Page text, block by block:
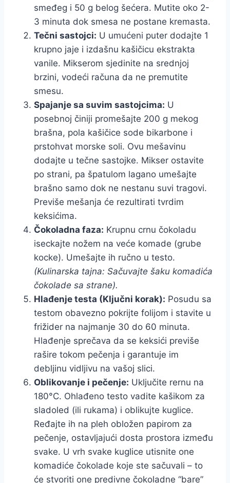
smeđeg i 50 g belog šećera. Mutite oko 2-
3 minuta dok smesa ne postane kremasta.
Tečni sastojci: U umućeni puter dodajte 1
krupno jaje i izdašnu kašičicu ekstrakta
vanile. Mikserom sjedinite na srednjoj
brzini, vodeći računa da ne premutite
smesu.
Spajanje sa suvim sastojcima: U
posebnoj činiji promešajte 200 g mekog
brašna, pola kašičice sode bikarbone i
prstohvat morske soli. Ovu mešavinu
dodajte u tečne sastojke. Mikser ostavite
po strani, pa špatulom lagano umešajte
brašno samo dok ne nestanu suvi tragovi.
Previše mešanja će rezultirati tvrdim
keksićima.
Čokoladna faza: Krupnu crnu čokoladu
iseckajte nožem na veće komade (grube
kocke). Umešajte ih ručno u testo.
(Kulinarska tajna: Sačuvajte šaku komadića
čokolade sa strane).
Hlađenje testa (Ključni korak): Posudu sa
testom obavezno pokrijte folijom i stavite u
frižider na najmanje 30 do 60 minuta.
Hlađenje sprečava da se keksići previše
rašire tokom pečenja i garantuje im
debljinu vidljivu na vašoj slici.
Oblikovanje i pečenje: Uključite rernu na
180°C. Ohlađeno testo vadite kašikom za
sladoled (ili rukama) i oblikujte kuglice.
Ređajte ih na pleh obložen papirom za
pečenje, ostavljajući dosta prostora između
svake. U vrh svake kuglice utisnite one
komadiće čokolade koje ste sačuvali – to
će stvoriti one predivne čokoladne “bare”